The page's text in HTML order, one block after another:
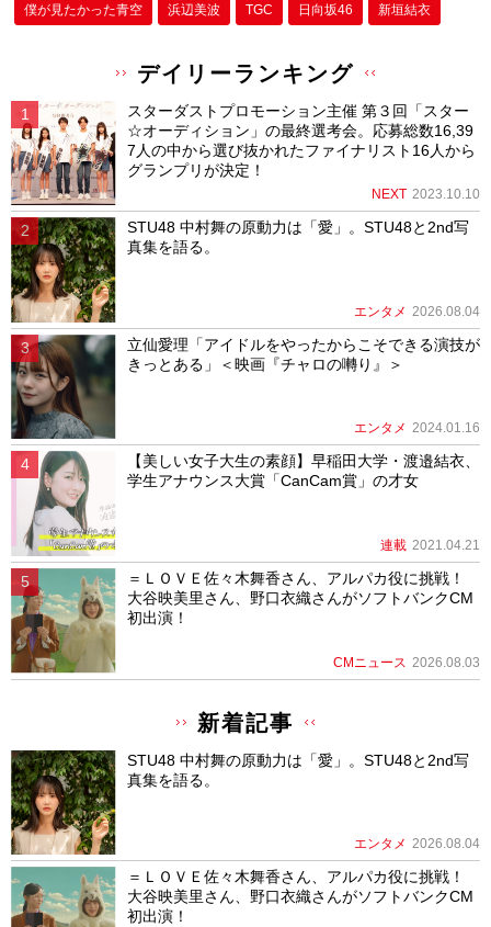
僕が⾒たかった⻘空 浜辺美波 TGC 日向坂46 新垣結衣
デイリーランキング
スターダストプロモーション主催 第３回「スター
☆オーディション」の最終選考会。応募総数16,39
7人の中から選び抜かれたファイナリスト16人から
グランプリが決定！
NEXT 2023.10.10
STU48 中村舞の原動力は「愛」。STU48と2nd写
真集を語る。
エンタメ 2026.08.04
立仙愛理「アイドルをやったからこそできる演技が
きっとある」＜映画『チャロの囀り』＞
エンタメ 2024.01.16
【美しい女子大生の素顔】早稲田大学・渡邉結衣、
学生アナウンス大賞「CanCam賞」の才女
連載 2021.04.21
＝ＬＯＶＥ佐々木舞香さん、アルパカ役に挑戦！
大谷映美里さん、野口衣織さんがソフトバンクCM
初出演！
CMニュース 2026.08.03
新着記事
STU48 中村舞の原動力は「愛」。STU48と2nd写
真集を語る。
エンタメ 2026.08.04
＝ＬＯＶＥ佐々木舞香さん、アルパカ役に挑戦！
大谷映美里さん、野口衣織さんがソフトバンクCM
初出演！